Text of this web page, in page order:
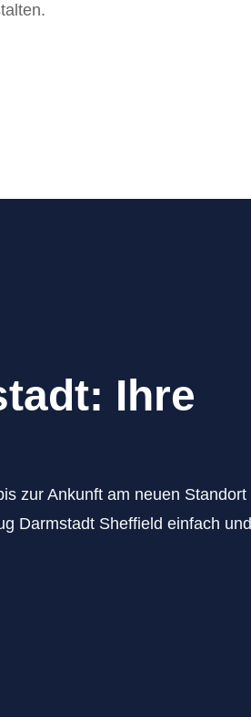
Ihre
zur Ankunft am neuen Standort
Darmstadt Sheffield einfach und